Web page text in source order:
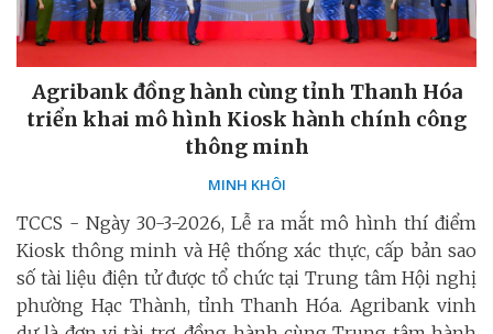
Agribank đồng hành cùng tỉnh Thanh Hóa
triển khai mô hình Kiosk hành chính công
thông minh
MINH KHÔI
TCCS - Ngày 30-3-2026, Lễ ra mắt mô hình thí điểm
Kiosk thông minh và Hệ thống xác thực, cấp bản sao
số tài liệu điện tử được tổ chức tại Trung tâm Hội nghị
phường Hạc Thành, tỉnh Thanh Hóa. Agribank vinh